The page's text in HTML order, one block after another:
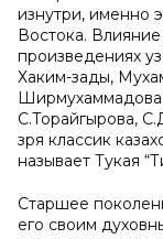
изнутри, именно
Востока.
произведениях
Хаким-зады,
Ширмухаммадова,
С.Торайгырова,
зря классик
называет Тукая
Старшее
его своим